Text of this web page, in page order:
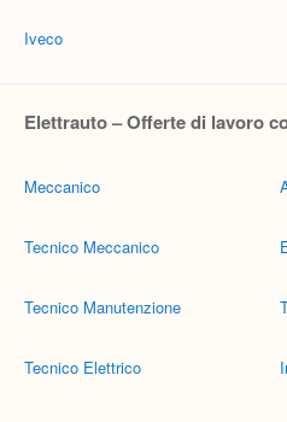
Iveco
Elettrauto – Offerte di lavoro
Meccanico
Tecnico Meccanico
Tecnico Manutenzione
Tecnico Elettrico